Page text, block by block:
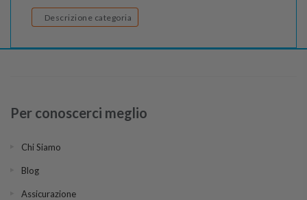
Descrizione categoria
Per conoscerci meglio
Chi Siamo
Blog
Assicurazione